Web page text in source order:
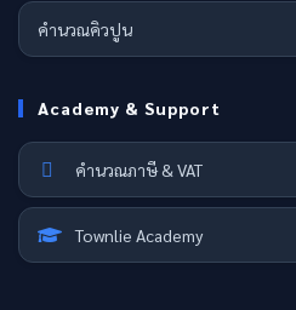
คำนวณคิวปูน
Academy & Support
คำนวณภาษี & VAT
Townlie Academy